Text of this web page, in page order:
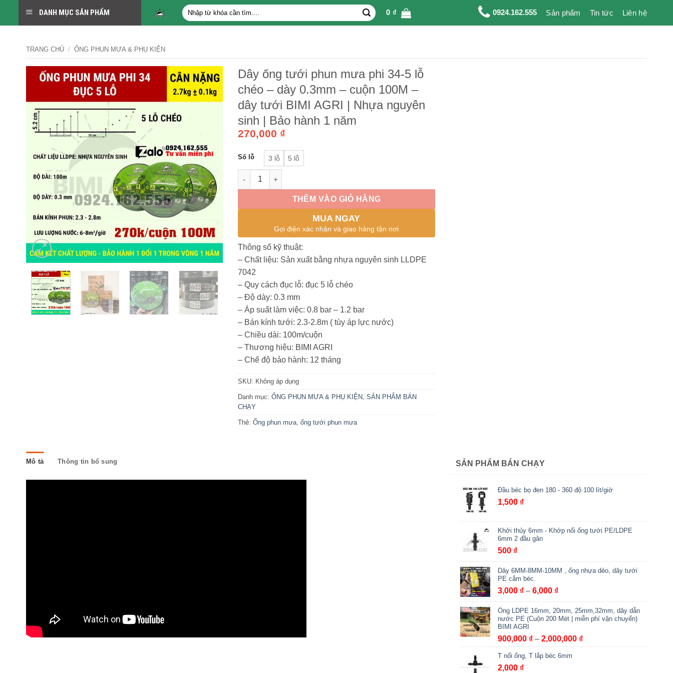
Tìm
kiếm:
0 ₫ 0924.162.555 Sản phẩm Tin tức Liên hệ
DANH MỤC SẢN PHẨM
TRANG CHỦ / ỐNG PHUN MƯA & PHỤ KIỆN
Dây ống tưới phun mưa phi 34-5 lỗ
chéo – dày 0.3mm – cuộn 100M –
dây tưới BIMI AGRI | Nhựa nguyên
sinh | Bảo hành 1 năm
270,000 ₫
Số lỗ 3 lỗ
5 lỗ
Dây ống tưới phun mưa phi 34-5 lỗ chéo - dày 0.3mm - cuộn 100M - dây tưới BIMI AGRI | Nhựa nguyên sinh | Bảo hành 1 năm
THÊM VÀO GIỎ HÀNG
MUA NGAY
Gọi điện xác nhận và giao hàng tận nơi
Thông số kỹ thuật:
– Chất liệu: Sản xuất bằng nhựa nguyên sinh LLDPE
7042
– Quy cách đục lỗ: đục 5 lỗ chéo
– Độ dày: 0.3 mm
– Áp suất làm việc: 0.8 bar – 1.2 bar
– Bán kính tưới: 2.3-2.8m ( tùy áp lực nước)
– Chiều dài: 100m/cuộn
– Thương hiệu: BIMI AGRI
– Chế độ bảo hành: 12 tháng
SKU: Không áp dụng
Danh mục:ỐNG PHUN MƯA & PHỤ KIỆN,SẢN PHẨM BÁN
CHẠY
Thẻ:Ống phun mưa,ống tưới phun mưa
Mô tả Thông tin bổ sung SẢN PHẨM BÁN CHẠY
Đầu béc bọ đen 180 - 360 độ 100 lít/giờ
1,500 ₫
Khởi thủy 6mm - Khớp nối ống tưới PE/LDPE
6mm 2 đầu gân
500 ₫
Dây 6MM-8MM-10MM , ống nhựa dẻo, dây tưới
PE cắm béc.
3,000 ₫ – 6,000 ₫Khoảng
từ
3,000 ₫
6,000 ₫
Ống LDPE 16mm, 20mm, 25mm,32mm, dây dẫn
nước PE (Cuộn 200 Mét | miễn phí vận chuyển)
BIMI AGRI
900,000 ₫ – 2,000,000 ₫Khoảng
T nối ống, T lắp béc 6mm
2,000 ₫